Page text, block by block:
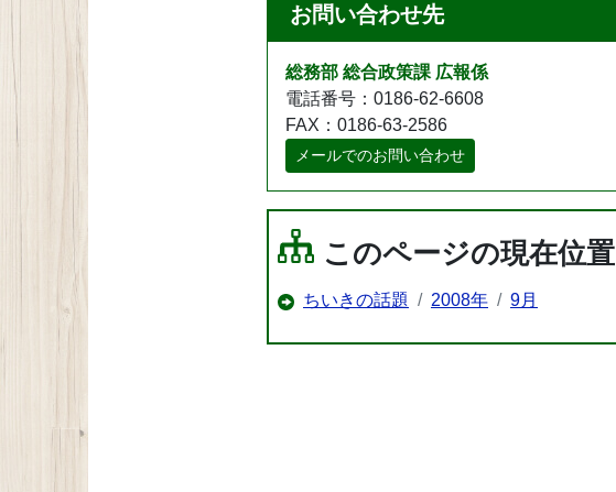
お問い合わせ先
総務部 総合政策課 広報係
電話番号：0186-62-6608
FAX：0186-63-2586
メールでのお問い合わせ
このページの現在位置
ちいきの話題 2008年 9月